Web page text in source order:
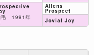
毛 1991年
Allens
Prospect
Jovial Joy